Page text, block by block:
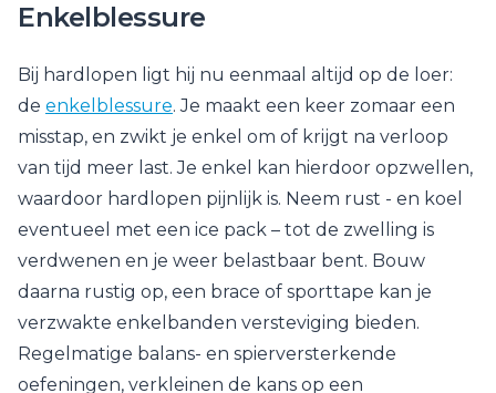
Enkelblessure
Bij hardlopen ligt hij nu eenmaal altijd op de loer:
de enkelblessure. Je maakt een keer zomaar een
misstap, en zwikt je enkel om of krijgt na verloop
van tijd meer last. Je enkel kan hierdoor opzwellen,
waardoor hardlopen pijnlijk is. Neem rust - en koel
eventueel met een ice pack – tot de zwelling is
verdwenen en je weer belastbaar bent. Bouw
daarna rustig op, een brace of sporttape kan je
verzwakte enkelbanden versteviging bieden.
Regelmatige balans- en spierversterkende
oefeningen, verkleinen de kans op een